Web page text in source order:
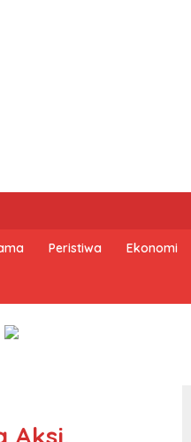
Peristiwa Ekonomi
Aksi,